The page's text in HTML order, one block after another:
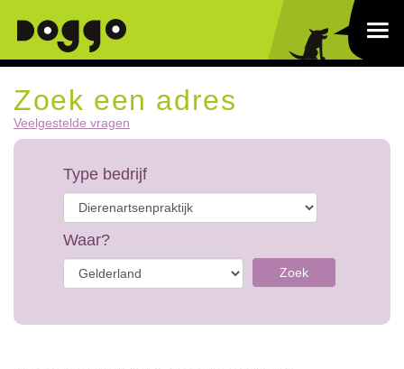
Zoek een adres
Veelgestelde vragen
Type bedrijf
Waar?
Zoek